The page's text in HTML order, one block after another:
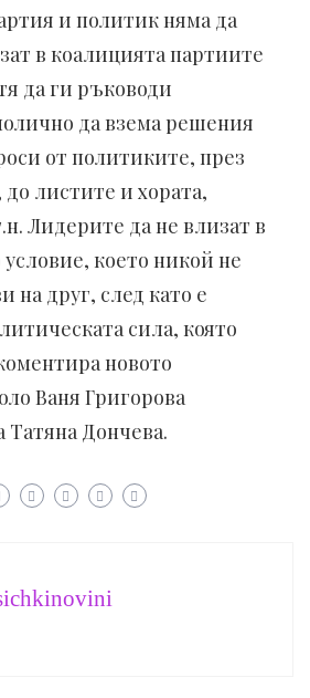
и политик няма да
в коалицията партиите
да ги ръководи
да взема решения
от политиките, през
листите и хората,
Лидерите да не влизат в
което никой не
на друг, след като е
сила, която
новото
Ваня Григорова
Татяна Дончева.